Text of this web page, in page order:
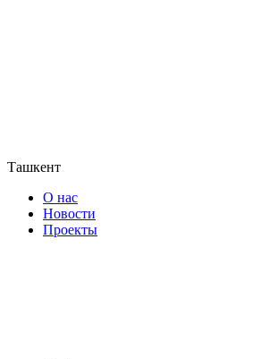
Ташкент
О нас
Новости
Проекты